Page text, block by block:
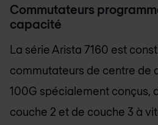
Commutateurs
capacité
La série Arista 7160 est
commutateurs de centre de
100G spécialement conçus,
couche 2 et de couche 3 à